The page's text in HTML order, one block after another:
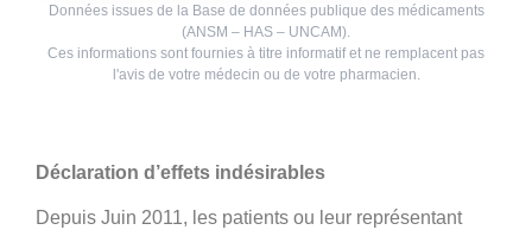
Données issues de la Base de données publique des médicaments
(ANSM – HAS – UNCAM).
Ces informations sont fournies à titre informatif et ne remplacent pas
l'avis de votre médecin ou de votre pharmacien.
Déclaration d’effets indésirables
Depuis Juin 2011, les patients ou leur représentant